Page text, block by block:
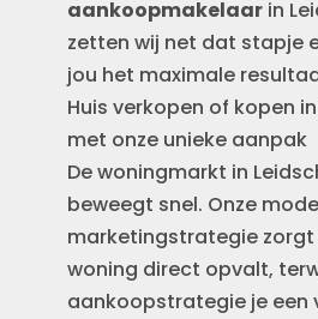
aankoopmakelaar in
zetten wij net dat stapje
jou het maximale
Huis verkopen of kopen
met onze unieke aanpak
De woningmarkt in
beweegt snel. Onze
marketingstrategie
woning direct opvalt,
aankoopstrategie je een